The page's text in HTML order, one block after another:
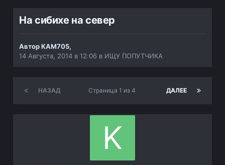
На сибихе на север
АвторKAM705,
14 Августа, 2014 в 12:06 в ИЩУ ПОПУТЧИКА
НАЗАД ДАЛЕЕ
Страница 1 из 4